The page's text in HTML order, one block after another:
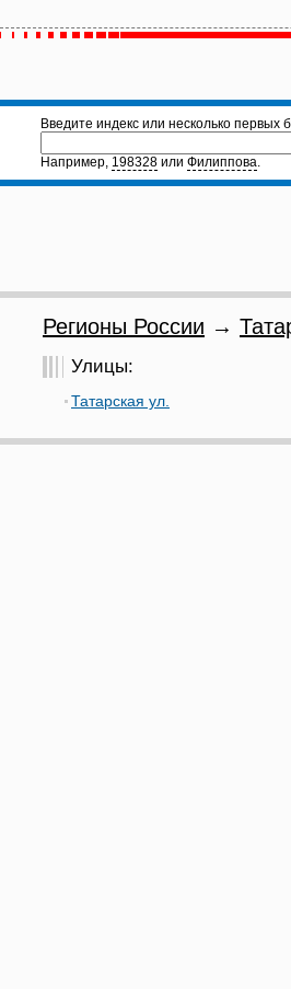
Введите индекс или несколько первых
Например, 198328 или Филиппова.
Регионы России →
Улицы:
Татарская ул.